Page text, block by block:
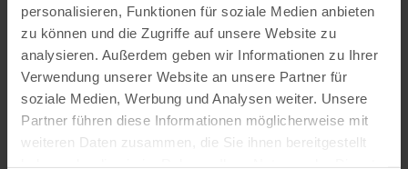
personalisieren, Funktionen für soziale Medien anbieten
zu können und die Zugriffe auf unsere Website zu
analysieren. Außerdem geben wir Informationen zu Ihrer
Verwendung unserer Website an unsere Partner für
soziale Medien, Werbung und Analysen weiter. Unsere
Partner führen diese Informationen möglicherweise mit
weiteren Daten zusammen, die Sie ihnen bereitgestellt
ROUTE PLANEN
Das könnte Sie auch